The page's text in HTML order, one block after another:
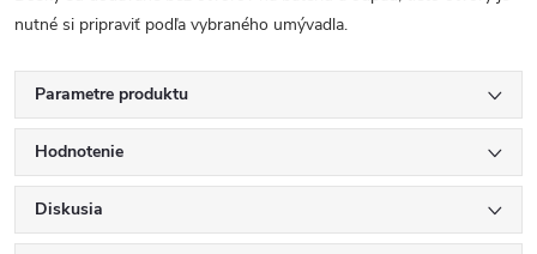
nutné si pripraviť podľa vybraného umývadla.
Parametre produktu
Hodnotenie
Diskusia